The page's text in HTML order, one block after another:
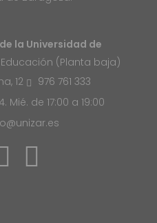
la Universidad de
(Planta baja)
12
976 761 333
Mié. de 17:00 a 19:00